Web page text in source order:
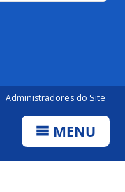
Administradores do Site
MENU